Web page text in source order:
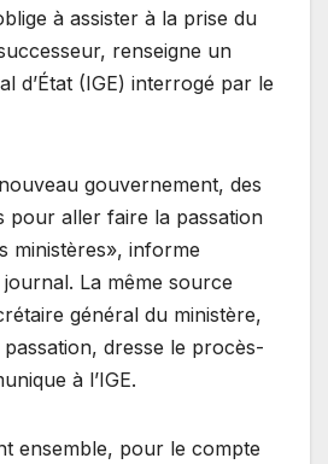
à assister à la prise du
renseigne un
d’État (IGE) interrogé par le
gouvernement, des
pour aller faire la passation
ministères», informe
La même source
général du ministère,
passation, dresse le procès-
à l’IGE.
ensemble, pour le compte